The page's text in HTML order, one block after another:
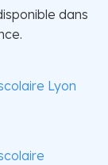
dans